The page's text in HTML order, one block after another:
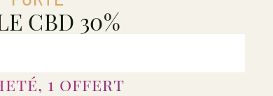
CBD 30%
1 offert